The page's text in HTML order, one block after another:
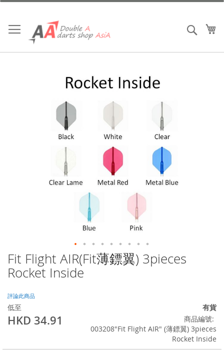
跳
內
容
搜索
Fit Flight AIR(Fit薄鏢翼) 3pieces
Rocket Inside
評論此商品
低至
HKD 34.91
有貨
商品編號
003208"Fit Flight AIR" (薄鏢翼) 3pieces
Rocket Inside
Skip
to
the
of
the
images
gallery